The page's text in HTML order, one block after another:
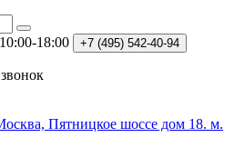
18:00 +7 (495) 542-40-94
Пятницкое шоссе дом 18. м.